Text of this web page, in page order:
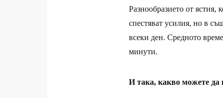
Разнообразието от ястия,
спестяват усилия, но в
всеки ден. Средното
минути.
И така, какво можете да